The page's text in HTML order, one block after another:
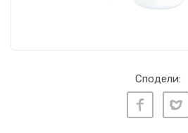
Сподели: